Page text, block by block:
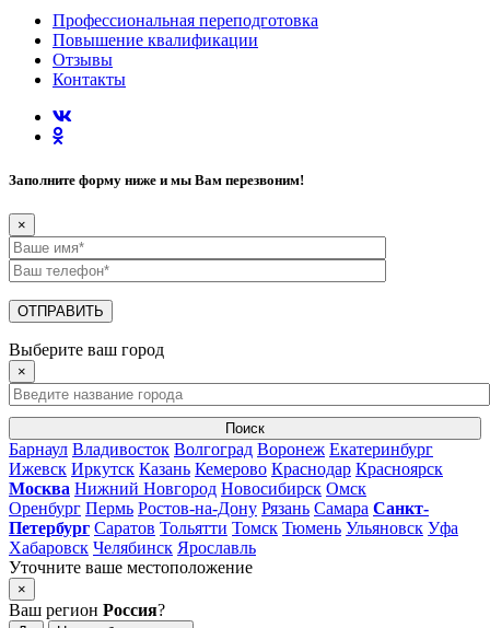
Профессиональная переподготовка
Повышение квалификации
Отзывы
Контакты
Заполните форму ниже и мы Вам перезвоним!
×
Выберите ваш город
×
Поиск
Барнаул Владивосток Волгоград Воронеж Екатеринбург
Ижевск Иркутск Казань Кемерово Краснодар Красноярск
Москва Нижний Новгород Новосибирск Омск
Оренбург Пермь Ростов-на-Дону Рязань Самара Санкт-
Петербург Саратов Тольятти Томск Тюмень Ульяновск Уфа
Хабаровск Челябинск Ярославль
Уточните ваше местоположение
×
Ваш регион Россия?